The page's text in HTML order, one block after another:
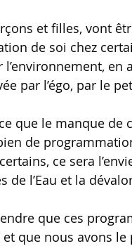
et filles, vont
de soi chez
en
par l’égo, par le
que le manque de
de
ce sera
de l’Eau et la
que ces
que nous avons